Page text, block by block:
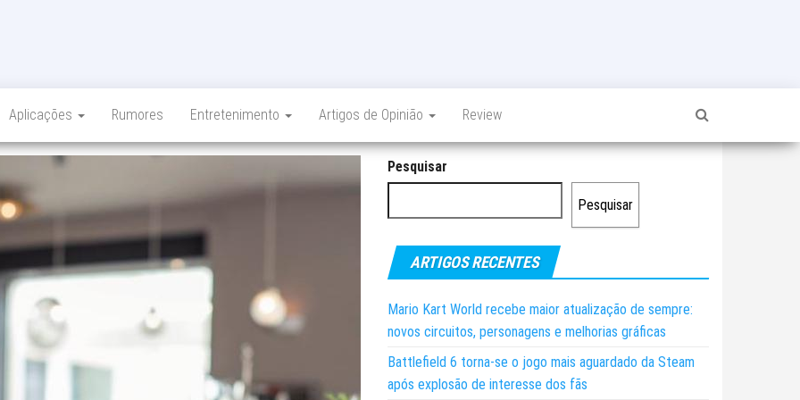
Aplicações Rumores Entretenimento Artigos de Opinião Review
Pesquisar
Pesquisar
ARTIGOS RECENTES
Mario Kart World recebe maior atualização de sempre:
novos circuitos, personagens e melhorias gráficas
Battlefield 6 torna-se o jogo mais aguardado da Steam
após explosão de interesse dos fãs